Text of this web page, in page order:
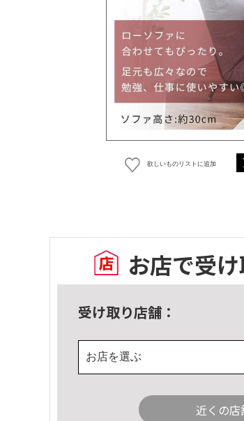
欲しいものリストに追加
お店で受
受け取り店舗：
お店を選ぶ
近くの店